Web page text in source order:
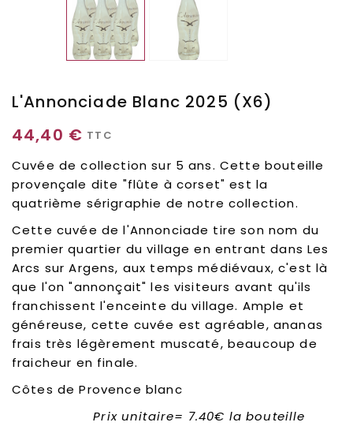
L'Annonciade Blanc 2025 (x6)
44,40 € TTC
Cuvée de collection sur 5 ans. Cette bouteille
provençale dite "flûte à corset" est la
quatrième sérigraphie de notre collection.
Cette cuvée de l'Annonciade tire son nom du
premier quartier du village en entrant dans Les
Arcs sur Argens, aux temps médiévaux, c'est là
que l'on "annonçait" les visiteurs avant qu'ils
franchissent l'enceinte du village. Ample et
généreuse, cette cuvée est agréable, ananas
frais très légèrement muscaté, beaucoup de
fraicheur en finale.
Côtes de Provence blanc
Prix unitaire= 7.40€ la bouteille